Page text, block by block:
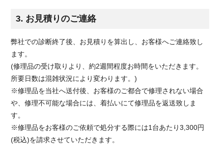
3. お見積りのご連絡
弊社での診断終了後、お見積りを算出し、お客様へご連絡致し
ます。
(修理品の受け取りより、約2週間程度お時間をいただきます。
所要日数は混雑状況により変わります。)
※修理品を当社へ送付後、お客様のご都合で修理されない場合
や、修理不可能な場合には、着払いにて修理品を返送致しま
す。
※修理品をお客様のご依頼で処分する際には1台あたり3,300円
(税込)を請求させていただきます。